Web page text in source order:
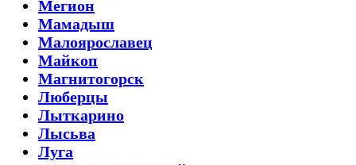
Мегион
Мамадыш
Малоярославец
Майкоп
Магнитогорск
Люберцы
Лыткарино
Лысьва
Луга